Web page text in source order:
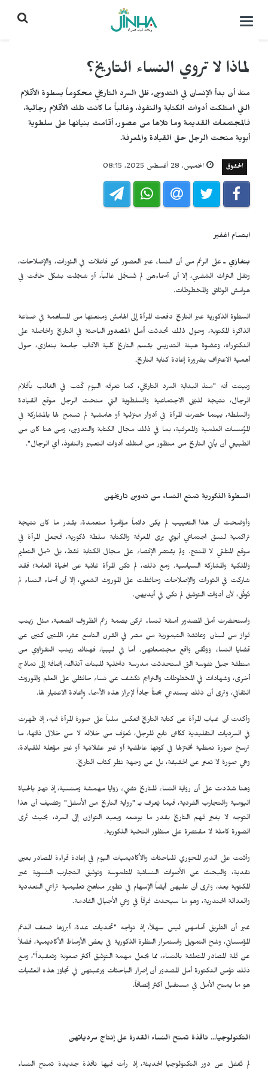
التحكم
لماذا لا تروي النساء التاريخ؟
منذ أن بدأ الإنسان في التدوين، ظل السرد التاريخي محكوماً بسطوة الأقلام
التي امتلكت أدوات الكتابة والنفوذ، وغالباً ما كانت تلك الأقلام رجالية،
فالمجتمعات القديمة وما تلاها من عصور، أقامت بنيانها على سلطوية
أبوية منحت الرجل حق القيادة والمعرفة.
الحقوق الخميس, 28 أغسطس 2025, 08:15
ابتسام اغفير
بنغازي ـعلى الرغم من أن النساء عبر العصور كنّ فاعلات في الثورات، والإصلاحات،
ونقل التراث الشفهي، إلا أن أسماءهن لم تُسجَّل غالباً، أو سُجّلت بشكل خافت في
هوامش الوثائق والمخطوطات.
السطوة الذكورية عبر التاريخ دفعت المرأة إلى الهامش ومنعتها من المساهمة في صناعة
الذاكرة المكتوبة، وحول ذلك تحدثتأمل المصدورالباحثة في التاريخ والحاصلة على
الدكتوراه، وعضوة هيئة التدريس بقسم التاريخ كلية الآداب جامعة بنغازي، حول
أهمية الاعتراف بضرورة إعادة كتابة التاريخ.
وبينت أنه "منذ البداية السرد التاريخي، كما نعرفه اليوم كُتب في الغالب بأقلام
الرجال، نتيجة للبُنى الاجتماعية والسلطوية التي منحت الرجل موقع القيادة
والسلطة، بينما حُصرت المرأة في أدوار منزلية أو هامشية لم تسمح لها بالمشاركة في
المؤسسات العلمية والمعرفية، بما في ذلك مجال الكتابة والتدوين، ومن هنا كان من
الطبيعي أن يأتي التاريخ من منظور من امتلك أدوات التعبير والنفوذ، أي الرجال".
السطوة الذكورية تمنع النساء من تدوين تاريخهن
وأوضحت أن هذا التغييب لم يكن دائماً مؤامرةً متعمدة، بقدر ما كان نتيجة
تراكمية لنسق اجتماعي أبوي يرى المعرفة والكتابة سلطة ذكورية، فجعل المرأة في
موقع المتلقي لا المنتج. ولم يقتصر الإقصاء على مجال الكتابة فقط، بل شمل التعليم
والملكية والمشاركة السياسية. ومع ذلك، لم تكن المرأة غائبة عن الحياة العامة؛ فقد
شاركت في الثورات والإصلاحات وحافظت على الموروث الشعبي، إلا أن أسماء النساء لم
تُوثَّق، لأن أدوات التوثيق لم تكن في أيديهن.
واستحضرت أمل المصدور أمثلة لنساء تركن بصمة رغم الظروف الصعبة، مثل زينب
فواز من لبنان وعائشة التيمورية من مصر في القرن التاسع عشر، اللتين كتبن عن
قضايا النساء ووثّقن واقع مجتمعاتهن. أما في ليبيا، فهناك زينب النفزاوي من
منطقة جبل نفوسة التي استحدثت مدرسة داخلية للبنات آنذاك، إضافة إلى نماذج
أخرى، وشهادات في المخطوطات والتراجم تكشف عن نساء حافظن على العلم والموروث
الثقافي، وترى أن ذلك يستدعي بحثاً جاداً لإبراز هذه الأسماء وإعادة الاعتبار لها.
وأكدت أن غياب المرأة عن كتابة التاريخ انعكس سلباً على صورة المرأة فيه، إذ ظهرت
في السرديات التقليدية ككائن تابع للرجل، تُعرَّف من خلاله لا من خلال ذاتها، ما
ترسخ صورة نمطية تختزلها في كونها عاطفية أو غير عقلانية أو غير مؤهلة للقيادة،
وهي صورة لا تعبّر عن الحقيقة، بل عن وجهة نظر كتّاب التاريخ.
وهنا شدّدت على أن رواية النساء للتاريخ تضيء زوايا مهمشة ومنسية، إذ تهتم بالحياة
اليومية والتجارب الفردية، فيما يُعرف بـ "رواية التاريخ من الأسفل" وتضيف أن هذا
التوجه لا يغيّر فهم التاريخ بقدر ما يوسّعه ويعيد التوازن إلى السرد، بحيث تُرى
الصورة كاملة لا مقتصرة على منظور النخبة الذكورية.
وأثنت على الدور المحوري للباحثات والأكاديميات اليوم في إعادة قراءة المصادر بعين
نقدية، والبحث عن الأصوات النسائية المطموسة وتوثيق التجارب النسوية غير
المكتوبة بعد، وترى أن عليهن أيضاً الإسهام في تطوير مناهج تعليمية تراعي التعددية
والعدالة الجندرية، وهو ما سيحدث فرقاً في وعي الأجيال القادمة.
غير أن الطريق أمامهن ليس سهلاً، إذ تواجه "تحديات عدة، أبرزها ضعف الدعم
المؤسساتي، وشح التمويل واستمرار النظرة الذكورية في بعض الأوساط الأكاديمية، فضلاً
عن قلة المصادر المتعلقة بالنساء، مما يجعل مهمة التوثيق أكثر صعوبة وتعقيداً"، ومع
ذلك تؤمن الدكتورة أمل المصدور أن إصرار الباحثات ورغبتهن في تجاوز هذه العقبات
هو ما يمنح الأمل في مستقبل أكثر إنصافاً.
التكنولوجيا... نافذة تمنح النساء القدرة على إنتاج سردياتهن
لم تُغفل عن دور التكنولوجيا الحديثة، إذ رأت فيها نافذة جديدة تمنح النساء